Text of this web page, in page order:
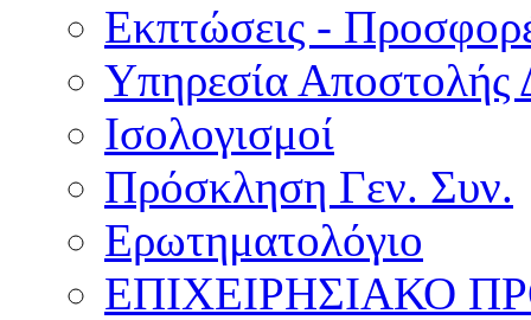
Εκπτώσεις -
Υπηρεσία Αποστολής
Ισολογισμοί
Πρόσκληση Γεν. Συν.
Ερωτηματολόγιο
ΕΠΙΧΕΙΡΗΣΙΑΚΟ